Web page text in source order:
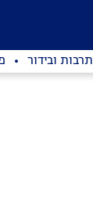
תרבות ובידור